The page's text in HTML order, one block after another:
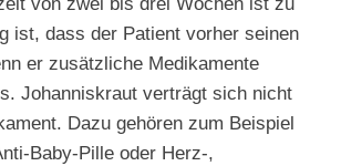
ist, dass der Patient vorher seinen
er zusätzliche Medikamente
Johanniskraut verträgt sich nicht
Dazu gehören zum Beispiel
Baby-Pille oder Herz-,